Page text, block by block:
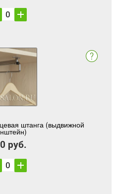
штанга (выдвижной
руб.